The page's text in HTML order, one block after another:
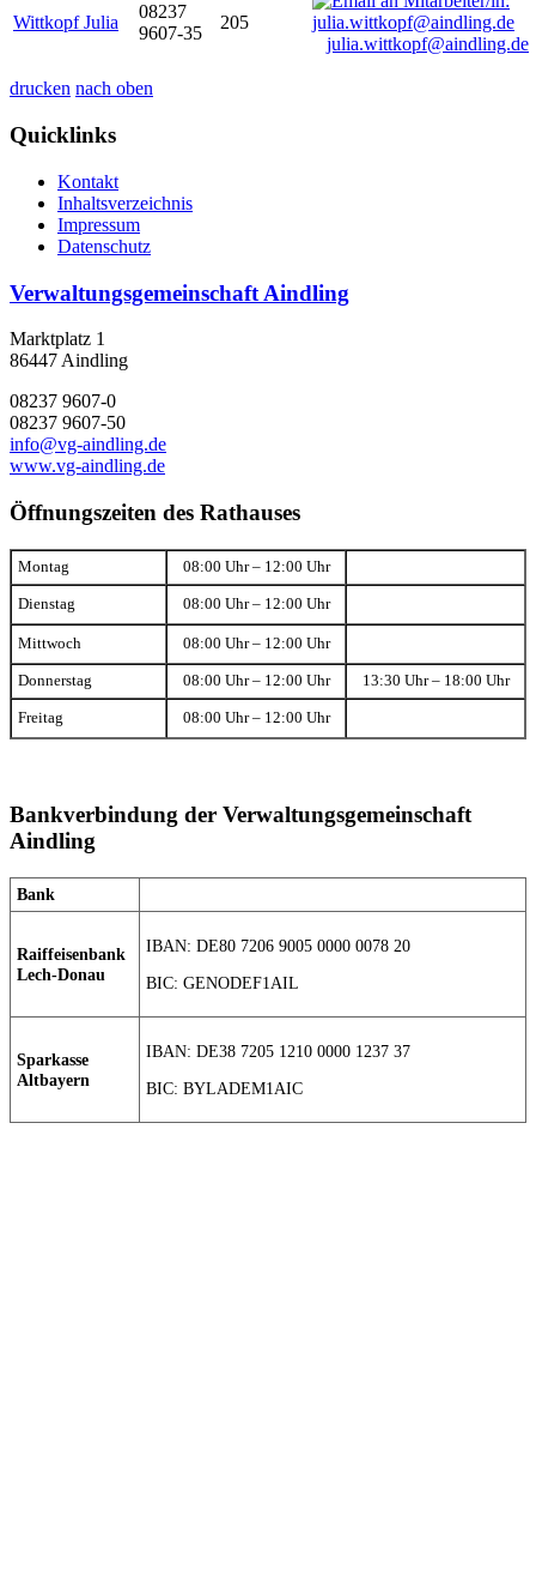
Wittkopf Julia
08237
9607-35
205
julia.wittkopf@aindling.de
drucken nach oben
Quicklinks
Kontakt
Inhaltsverzeichnis
Impressum
Datenschutz
Verwaltungsgemeinschaft Aindling
Marktplatz 1
86447 Aindling
08237 9607-0
08237 9607-50
info@vg-aindling.de
www.vg-aindling.de
Öffnungszeiten des Rathauses
Montag 08:00 Uhr – 12:00 Uhr
Dienstag 08:00 Uhr – 12:00 Uhr
Mittwoch 08:00 Uhr – 12:00 Uhr
Donnerstag 08:00 Uhr – 12:00 Uhr 13:30 Uhr – 18:00 Uhr
Freitag 08:00 Uhr – 12:00 Uhr
Bankverbindung der Verwaltungsgemeinschaft
Aindling
Bank
Raiffeisenbank
Lech-Donau
IBAN: DE80 7206 9005 0000 0078 20
BIC: GENODEF1AIL
Sparkasse
Altbayern
IBAN: DE38 7205 1210 0000 1237 37
BIC: BYLADEM1AIC